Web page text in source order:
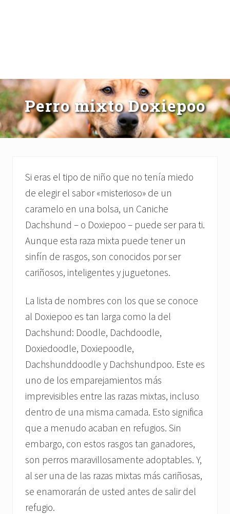
Perro mixto Doxiepoo
Si eras el tipo de niño que no tenía miedo
de elegir el sabor «misterioso» de un
caramelo en una bolsa, un Caniche
Dachshund – o Doxiepoo – puede ser para ti.
Aunque esta raza mixta puede tener un
sinfín de rasgos, son conocidos por ser
cariñosos, inteligentes y juguetones.
La lista de nombres con los que se conoce
al Doxiepoo es tan larga como la del
Dachshund: Doodle, Dachdoodle,
Doxiedoodle, Doxiepoodle,
Dachshunddoodle y Dachshundpoo. Este es
uno de los emparejamientos más
imprevisibles entre las razas mixtas, incluso
dentro de una misma camada. Esto significa
que a menudo acaban en refugios. Sin
embargo, con estos rasgos tan ganadores,
son perros maravillosamente adoptables. Y,
al ser una de las razas mixtas más cariñosas,
se enamorarán de usted antes de salir del
refugio.